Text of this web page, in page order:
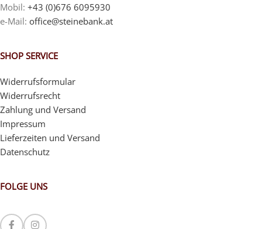
Mobil: +43 (0)676 6095930
e-Mail: office@steinebank.at
SHOP SERVICE
Widerrufsformular
Widerrufsrecht
Zahlung und Versand
Impressum
Lieferzeiten und Versand
Datenschutz
FOLGE UNS